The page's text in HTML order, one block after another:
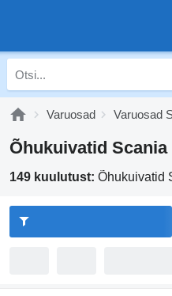
Varuosad Varuosad
Õhukuivatid Scania
149 kuulutust: Õhukuivatid